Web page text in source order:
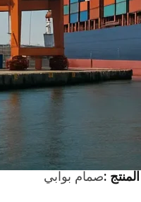
AOL :
AOD : الدمام
الوزن الإجمالي :
المنتج :صمام بوابي